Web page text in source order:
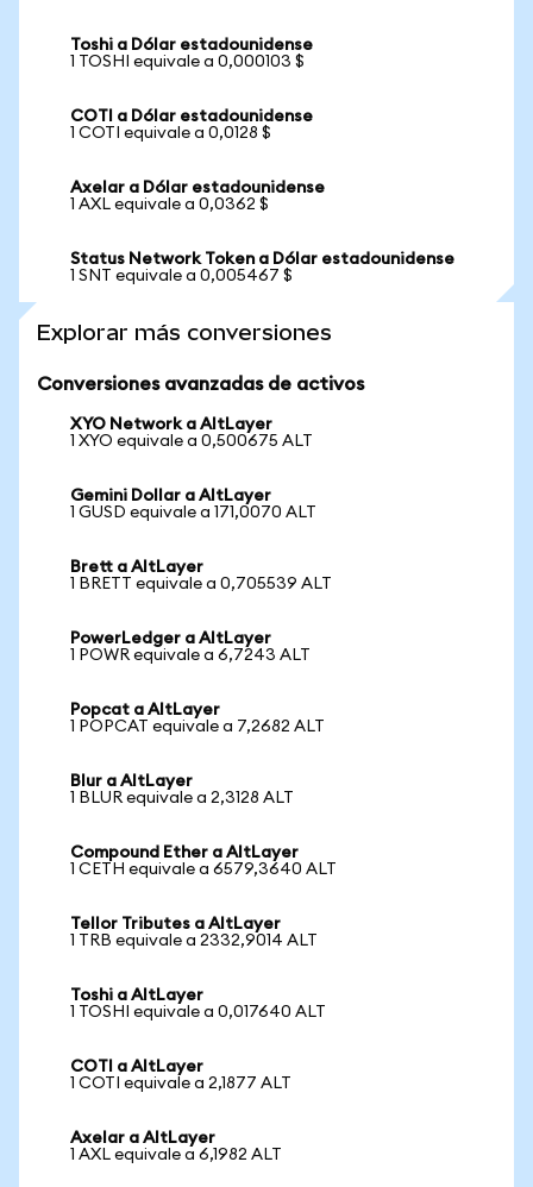
Toshi a Dólar estadounidense
1 TOSHI equivale a 0,000103 $
COTI a Dólar estadounidense
1 COTI equivale a 0,0128 $
Axelar a Dólar estadounidense
1 AXL equivale a 0,0362 $
Status Network Token a Dólar estadounidense
1 SNT equivale a 0,005467 $
Explorar más conversiones
Conversiones avanzadas de activos
XYO Network a AltLayer
1 XYO equivale a 0,500675 ALT
Gemini Dollar a AltLayer
1 GUSD equivale a 171,0070 ALT
Brett a AltLayer
1 BRETT equivale a 0,705539 ALT
PowerLedger a AltLayer
1 POWR equivale a 6,7243 ALT
Popcat a AltLayer
1 POPCAT equivale a 7,2682 ALT
Blur a AltLayer
1 BLUR equivale a 2,3128 ALT
Compound Ether a AltLayer
1 CETH equivale a 6579,3640 ALT
Tellor Tributes a AltLayer
1 TRB equivale a 2332,9014 ALT
Toshi a AltLayer
1 TOSHI equivale a 0,017640 ALT
COTI a AltLayer
1 COTI equivale a 2,1877 ALT
Axelar a AltLayer
1 AXL equivale a 6,1982 ALT